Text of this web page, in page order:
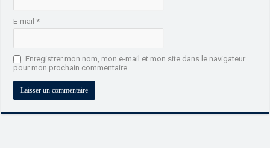
E-mail*
Enregistrer mon nom, mon e-mail et mon site dans le navigateur
pour mon prochain commentaire.